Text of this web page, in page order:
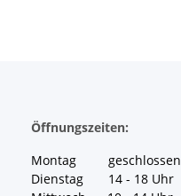
Öffnungszeiten:
Montag geschlossen
Dienstag 14 - 18 Uhr